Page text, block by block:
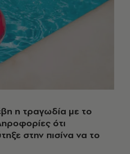
η τραγωδία με το
ότι
στην πισίνα να το